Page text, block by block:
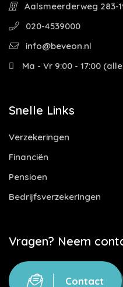
Aalsmeerderweg 283-
020-4539000
info@beveon.nl
Ma - Vr 9:00 - 17:00
Snelle Links
Verzekeringen
Financiën
Pensioen
Bedrijfsverzekeringen
Vragen? Neem
Contact